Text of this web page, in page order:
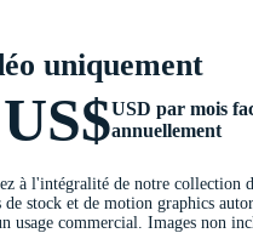
uniquement
USD par mois
annuellement
à l'intégralité de notre collection
de stock et de motion graphics
usage commercial. Images non